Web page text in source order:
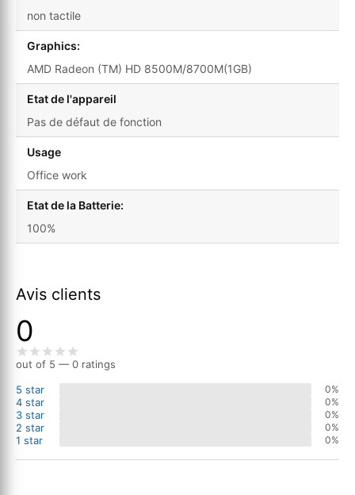
non tactile
Graphics:
AMD Radeon (TM) HD 8500M/8700M(1GB)
Etat de l'appareil
Pas de défaut de fonction
Usage
Office work
Etat de la Batterie:
100%
Avis clients
0
out of 5 — 0 ratings
5 star
0%
4 star 0%
3 star 0%
2 star 0%
1 star 0%